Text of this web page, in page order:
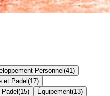
Personnel (41 )
et Padel (17)
(15) Équipement(13)